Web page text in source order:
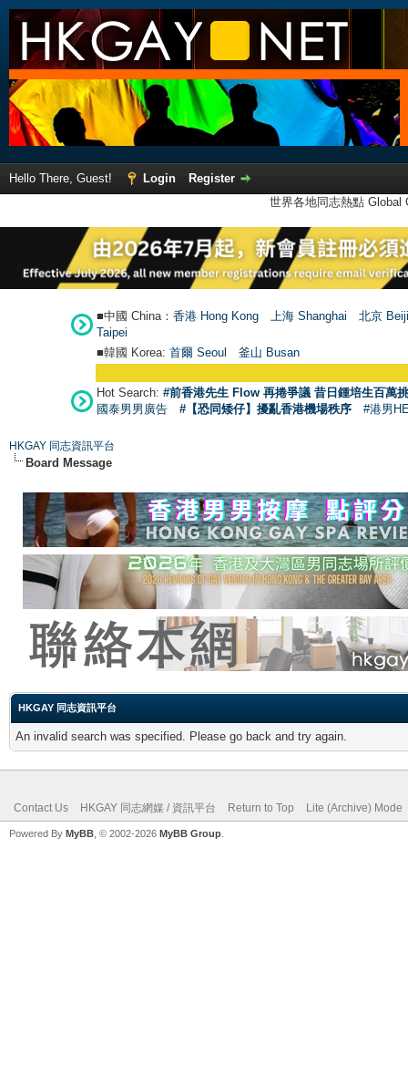
Hello There, Guest! Login
Register
世界各地同志熱點
■中國 China： 香港 Hong Kong 上海 Shanghai
北京
Taipei
■韓國 Korea: 首爾 Seoul 釜山 Busan
Hot Search: #前香港先生 Flow 再捲爭議 昔日鍾培生百萬
國泰男男廣告
#【恐同矮仔】擾亂香港機場秩序 #港男
HKGAY 同志資訊平台
Board Message
HKGAY 同志資訊平台
An invalid search was specified. Please go back and try again.
Contact Us HKGAY 同志網媒 / 資訊平台 Return to Top Lite (Archive) Mode
Powered By MyBB , © 2002-2026 MyBB Group